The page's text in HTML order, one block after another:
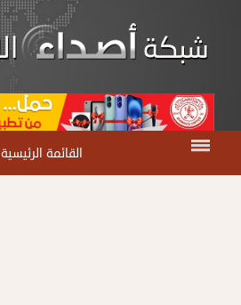
القائمة الرئيسية